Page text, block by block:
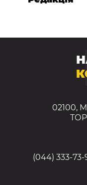
02100,
(044) 333-